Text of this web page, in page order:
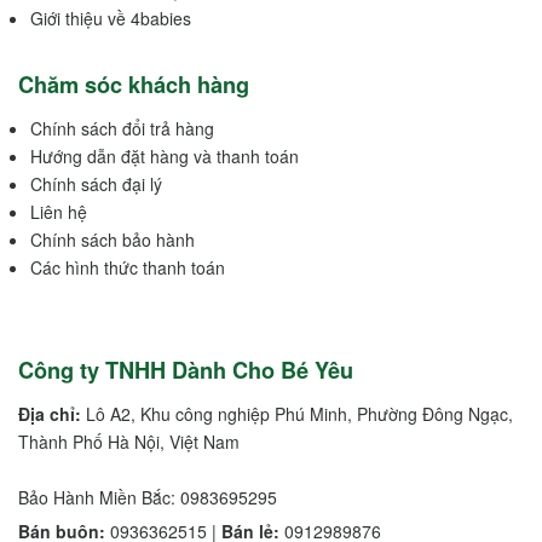
Giới thiệu về 4babies
Chăm sóc khách hàng
Chính sách đổi trả hàng
Hướng dẫn đặt hàng và thanh toán
Chính sách đại lý
Liên hệ
Chính sách bảo hành
Các hình thức thanh toán
Công ty TNHH Dành Cho Bé Yêu
Địa chỉ: Lô A2, Khu công nghiệp Phú Minh, Phường Đông Ngạc,
Thành Phố Hà Nội, Việt Nam
Bảo Hành Miền Bắc: 0983695295
Bán buôn: 0936362515 | Bán lẻ: 0912989876